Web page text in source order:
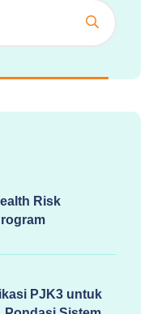
Risk
PJK3 untuk